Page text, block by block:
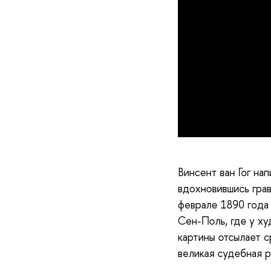
Винсент ван Гог
вдохновившись
феврале 1890 года
Сен-Поль, где у
картины отсылает
великая судебная